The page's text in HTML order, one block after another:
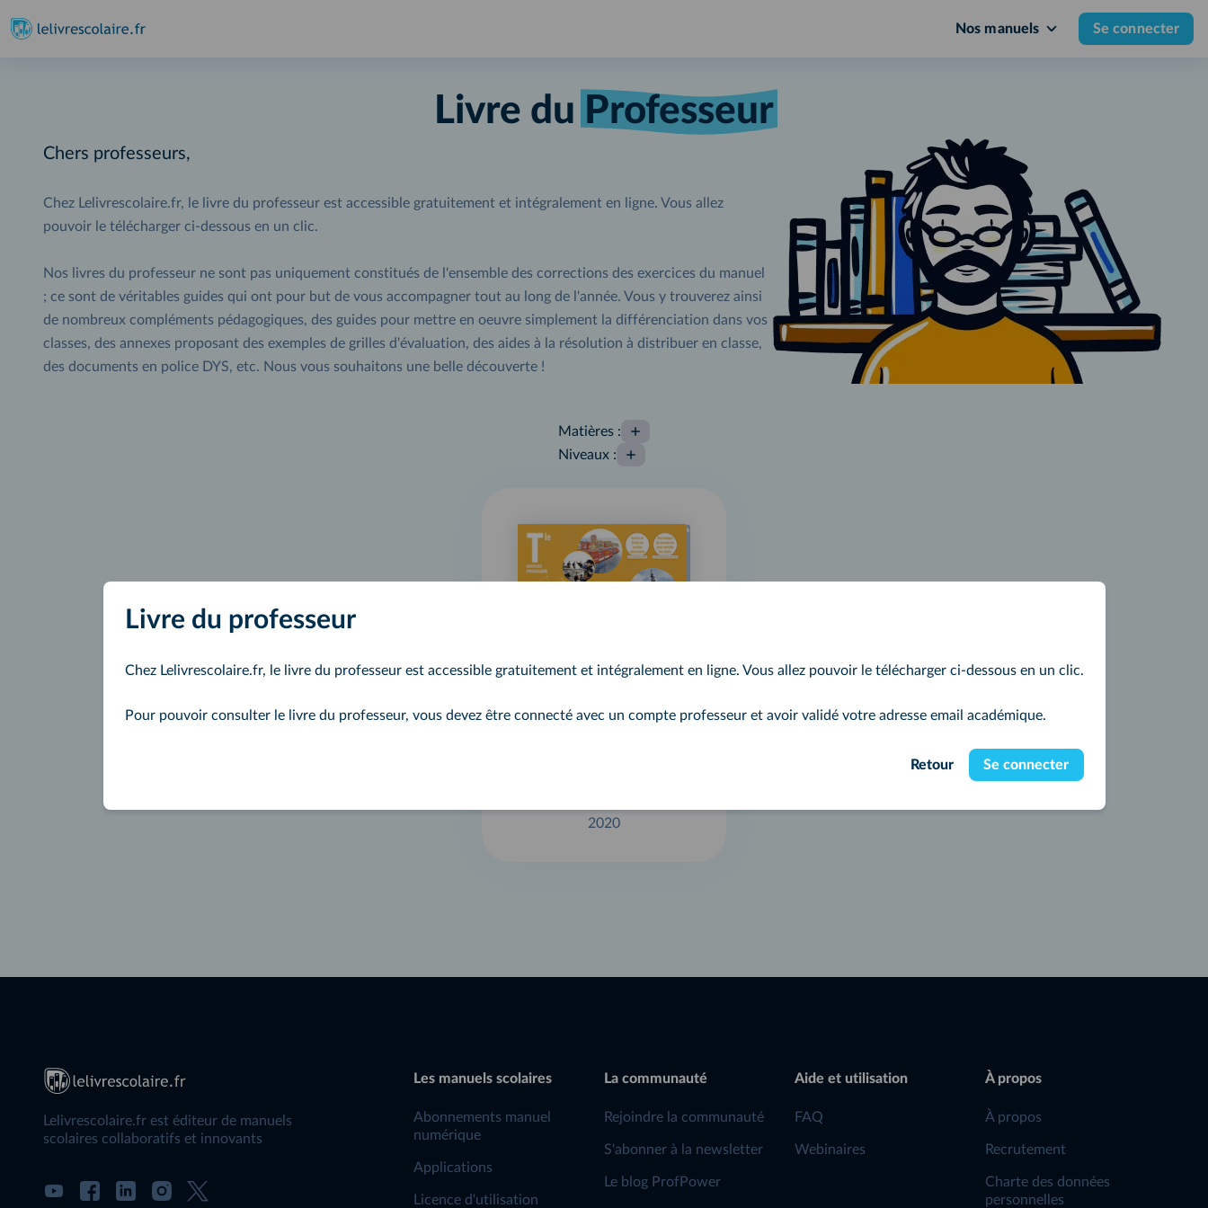
Nos manuels Se connecter
Livre du Professeur
Chers professeurs,
Chez Lelivrescolaire.fr, le livre du professeur est accessible gratuitement et intégralement en ligne. Vous allez
pouvoir le télécharger ci-dessous en un clic.
Nos livres du professeur ne sont pas uniquement constitués de l'ensemble des corrections des exercices du manuel
; ce sont de véritables guides qui ont pour but de vous accompagner tout au long de l'année. Vous y trouverez ainsi
de nombreux compléments pédagogiques, des guides pour mettre en oeuvre simplement la différenciation dans vos
classes, des annexes proposant des exemples de grilles d'évaluation, des aides à la résolution à distribuer en classe,
des documents en police DYS, etc. Nous vous souhaitons une belle découverte !
Matières :
Niveaux :
professeur
2020
Lelivrescolaire.fr est éditeur de manuels
scolaires collaboratifs et innovants
Les manuels scolaires
Abonnements manuel
numérique
Applications
Licence d'utilisation
La communauté
Rejoindre la communauté
S'abonner à la newsletter
Le blog ProfPower
Aide et utilisation
FAQ
Webinaires
À propos
À propos
Recrutement
Charte des données
personnelles
Livre du professeur
Chez Lelivrescolaire.fr, le livre du professeur est accessible gratuitement et intégralement en ligne. Vous allez pouvoir le télécharger ci-dessous en un clic.
Pour pouvoir consulter le livre du professeur, vous devez être connecté avec un compte professeur et avoir validé votre adresse email académique.
Retour Se connecter